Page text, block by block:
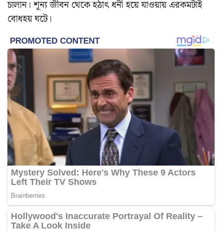
চালান। শূন্য জীবন থেকে হঠাৎ ধনী হয়ে যাওয়ায় এরকমটাই
বোধহয় ঘটে।